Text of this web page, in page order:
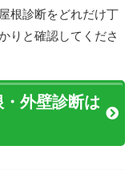
根診断をどれだけ丁
りと確認してくださ
外壁診断は